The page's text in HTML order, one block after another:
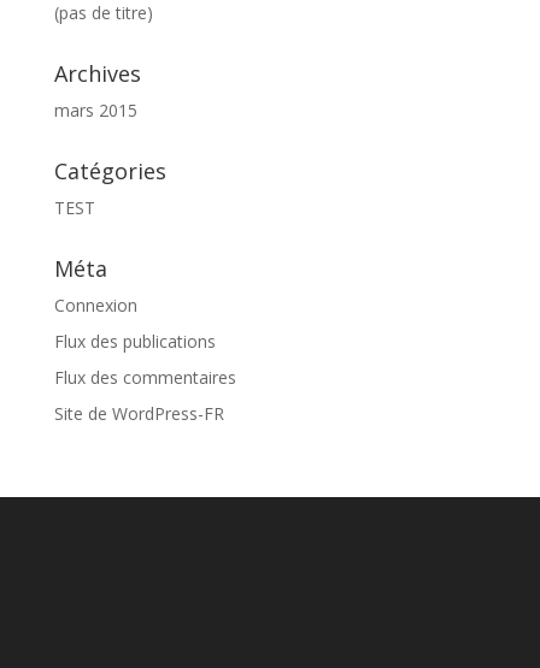
(pas de titre)
Archives
mars 2015
Catégories
TEST
Méta
Connexion
Flux des publications
Flux des commentaires
Site de WordPress-FR